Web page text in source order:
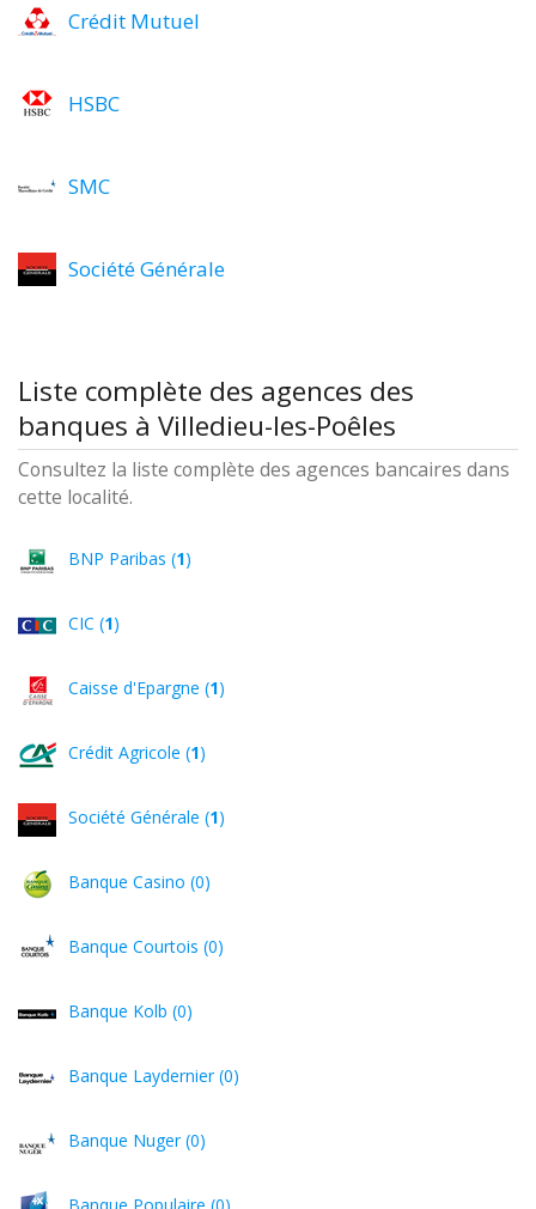
Crédit Mutuel
HSBC
SMC
Société Générale
Liste complète des agences des
banques à Villedieu-les-Poêles
Consultez la liste complète des agences bancaires dans
cette localité.
BNP Paribas (1)
CIC (1)
Caisse d'Epargne (1)
Crédit Agricole (1)
Société Générale (1)
Banque Casino (0)
Banque Courtois (0)
Banque Kolb (0)
Banque Laydernier (0)
Banque Nuger (0)